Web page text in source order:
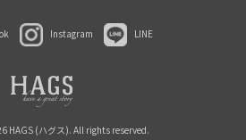
Instagram LINE
HAGS (ハグス). All rights reserved.